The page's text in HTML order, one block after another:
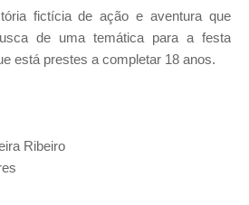
fictícia de ação e aventura que
de uma temática para a festa
está prestes a completar 18 anos.
Ribeiro